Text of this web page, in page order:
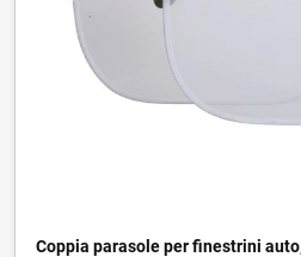
Coppia parasole per finestrini